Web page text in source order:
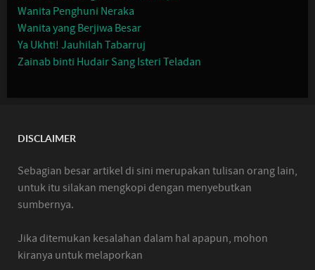
Wanita Penghuni Neraka
Wanita yang Berjiwa Besar
Ya Ukhti! Jauhilah Tabarruj
Zainab binti Hudair Sang Isteri Teladan
DISCLAIMER
Sebagian besar artikel di sini merupakan tulisan orang lain,
untuk itu silakan mengkopi dengan menyebutkan
sumbernya.
Jika ditemukan kesalahan dalam hal apapun, mohon
kiranya untuk melaporkan